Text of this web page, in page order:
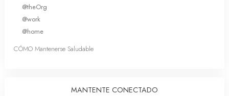
@theOrg
@work
@home
CÓMO Mantenerse Saludable
MANTENTE CONECTADO